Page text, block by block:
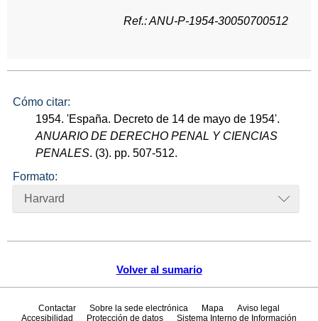
Volver al sumario
Ref.: ANU-P-1954-30050700512
Cómo citar:
1954. 'España. Decreto de 14 de mayo de 1954'.
ANUARIO DE DERECHO PENAL Y CIENCIAS
PENALES. (3). pp. 507-512.
Formato:
Harvard
Contactar Sobre la sede electrónica Mapa
Aviso legal
Accesibilidad
Protección de datos Sistema Interno de Información